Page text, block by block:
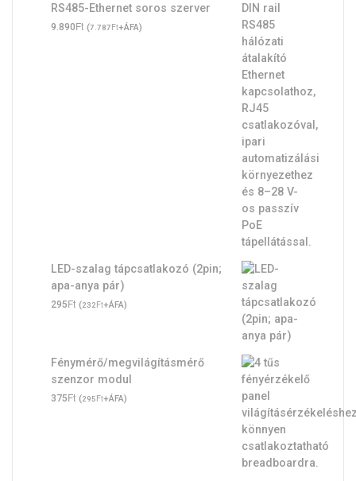
RS485-Ethernet soros szerver
9.890Ft (7.787Ft+ÁFA)
LED-szalag tápcsatlakozó (2pin;
apa-anya pár)
295Ft (232Ft+ÁFA)
Fénymérő/megvilágításmérő
szenzor modul
375Ft (295Ft+ÁFA)